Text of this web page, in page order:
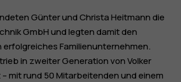
Günter und Christa Heitmann die
GmbH und legten damit den
Familienunternehmen.
in zweiter Generation von Volker
mit rund 50 Mitarbeitenden und einem